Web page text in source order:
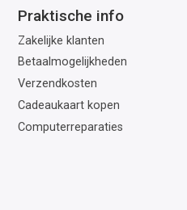
Praktische info
Zakelijke klanten
Betaalmogelijkheden
Verzendkosten
Cadeaukaart kopen
Computerreparaties